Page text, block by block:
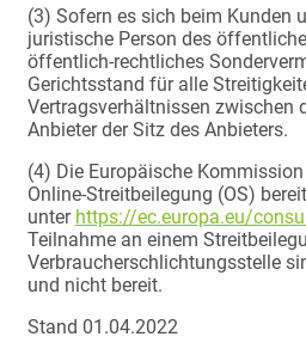
(3) Sofern es sich beim Kunden
juristische Person des
öffentlich-rechtliches
Gerichtsstand für alle
Vertragsverhältnissen zwischen
Anbieter der Sitz des Anbieters.
(4) Die Europäische
Online-Streitbeilegung (OS)
unter https://ec.europa.eu/
Teilnahme an einem
Verbraucherschlichtungsstelle
und nicht bereit.
Stand 01.04.2022